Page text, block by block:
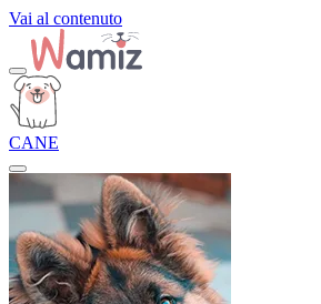
Vai al contenuto
CANE